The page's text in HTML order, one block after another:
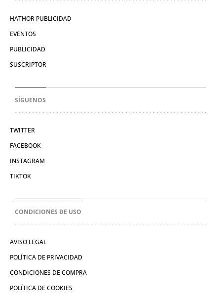
HATHOR PUBLICIDAD
EVENTOS
PUBLICIDAD
SUSCRIPTOR
SÍGUENOS
TWITTER
FACEBOOK
INSTAGRAM
TIKTOK
CONDICIONES DE USO
AVISO LEGAL
POLÍTICA DE PRIVACIDAD
CONDICIONES DE COMPRA
POLÍTICA DE COOKIES